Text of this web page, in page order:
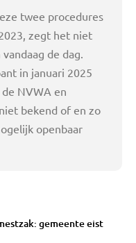
twee procedures
zegt het niet
de dag.
in januari 2025
NVWA en
bekend of en zo
openbaar
gemeente eist